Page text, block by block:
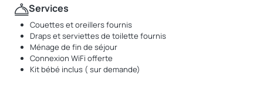
Services
Couettes et oreillers fournis
Draps et serviettes de toilette fournis
Ménage de fin de séjour
Connexion WiFi offerte
Kit bébé inclus ( sur demande)